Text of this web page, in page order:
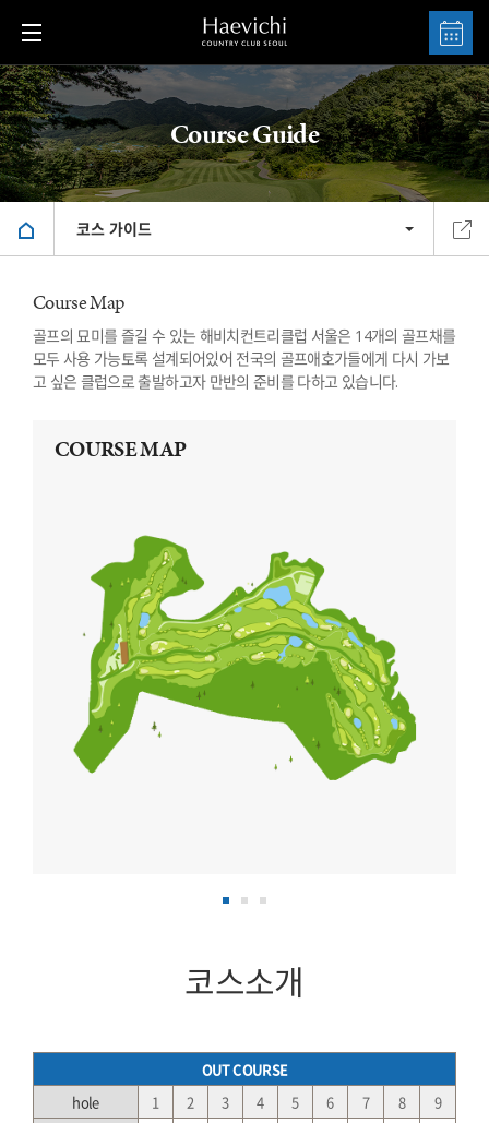
Course Guide
코스 가이드
Course Map
골프의 묘미를 즐길 수 있는 해비치컨트리클럽 서울은 14개의 골프채를
모두 사용 가능토록 설계되어있어 전국의 골프애호가들에게 다시 가보
고 싶은 클럽으로 출발하고자 만반의 준비를 다하고 있습니다.
COURSE MAP
코스소개
OUT COURSE
hole
1 2 3 4 5 6 7 8
9